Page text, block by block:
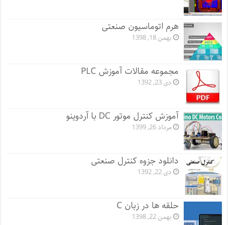
هرم اتوماسیون صنعتی
بهمن 18, 1398
مجموعه مقالات آموزش PLC
دی 23, 1392
آموزش کنترل موتور DC با آردوینو
مرداد 26, 1399
دانلود جزوه کنترل صنعتی
دی 22, 1392
حلقه ها در زبان C
بهمن 22, 1398